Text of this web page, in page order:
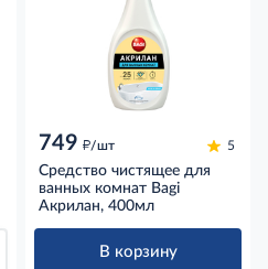
749 д/шт 5
Средство чистящее для
ванных комнат Bagi
Акрилан, 400мл
В корзину